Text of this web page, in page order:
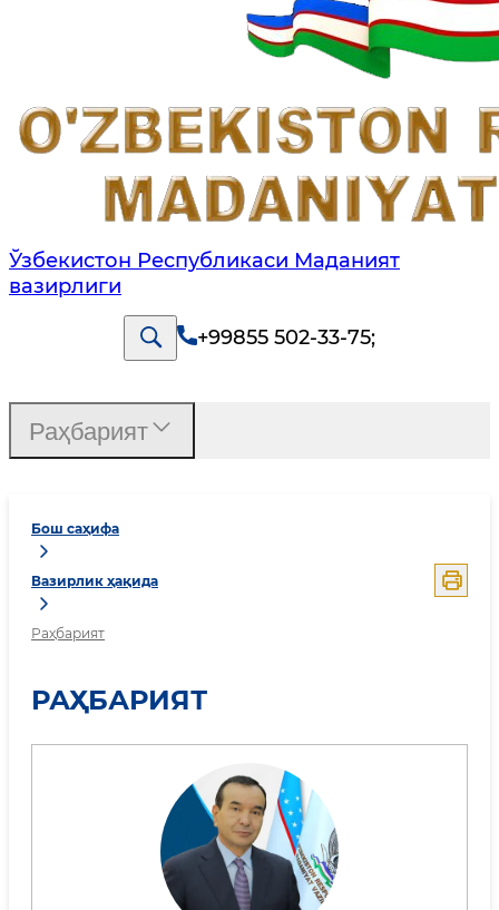
Ўзбекистон Республикаси Маданият
вазирлиги
+99855 502-33-75;
Бош саҳифа
Вазирлик ҳақида
Раҳбарият
РАҲБАРИЯТ
Раҳбарият